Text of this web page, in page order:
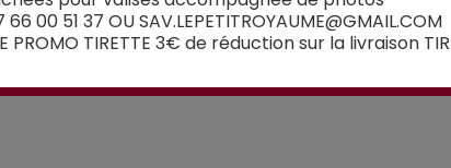
OU W110 POUR VALISES...
W110 POUR VALISES...
66 00 51 37 OU SAV.LEPETITROYAUME@GMAIL.COM
PROMO TIRETTE 3€ de réduction sur la livraison